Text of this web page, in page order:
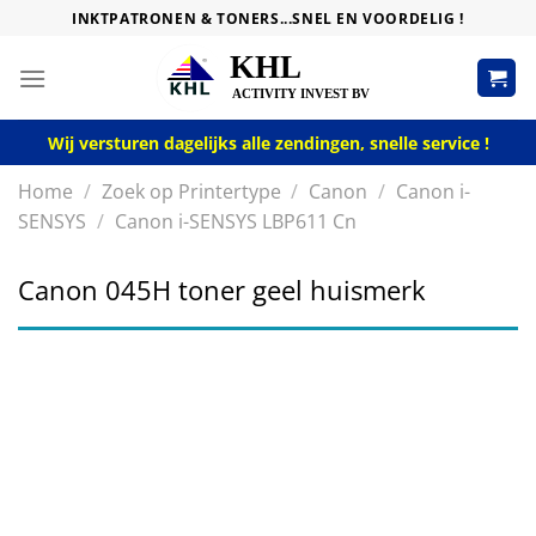
content
INKTPATRONEN & TONERS...SNEL EN VOORDELIG !
Wij versturen dagelijks alle zendingen, snelle service !
Home / Zoek op Printertype / Canon / Canon i-
SENSYS / Canon i-SENSYS LBP611 Cn
Canon 045H toner geel huismerk